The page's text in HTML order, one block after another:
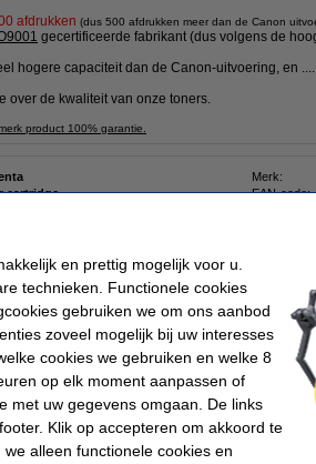
afdrukken (dus 500 afdrukken meer dan de Canon
gecertificeerde fabrikant (dus volgens de
hogere capaciteit dan de Canon-uitvoering, en
over de kwaliteit van onze toners.
product 100% garantie.
Merk:
cartridge EAN-code:
123inkt huismerk) te nemen i.p.v. de Canon-
(123inkt huismerk)
en prettig mogelijk voor u.
technieken. Functionele cookies
gebruiken we om ons aanbod
zoveel mogelijk bij uw interesses
cookies we gebruiken en welke 8
op elk moment aanpassen of
met uw gegevens omgaan. De links
Klik op accepteren om akkoord te
alleen functionele cookies en